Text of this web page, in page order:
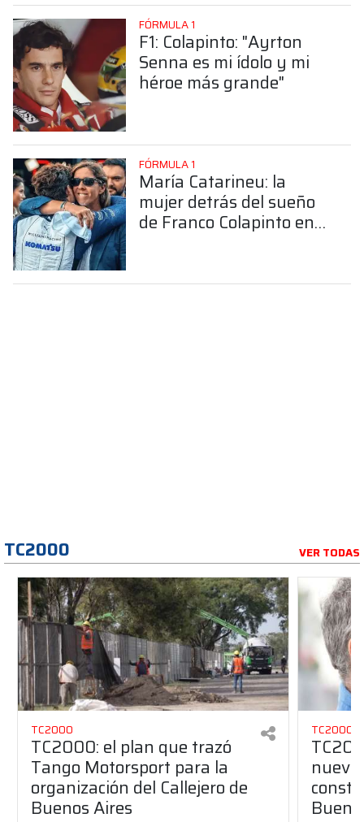
FÓRMULA 1
F1: Colapinto: "Ayrton
Senna es mi ídolo y mi
héroe más grande"
FÓRMULA 1
María Catarineu: la
mujer detrás del sueño
de Franco Colapinto en
TC2000 VER TODAS
TC2000
TC2000: el plan que trazó
Tango Motorsport para la
organización del Callejero de
Buenos Aires
TC2000